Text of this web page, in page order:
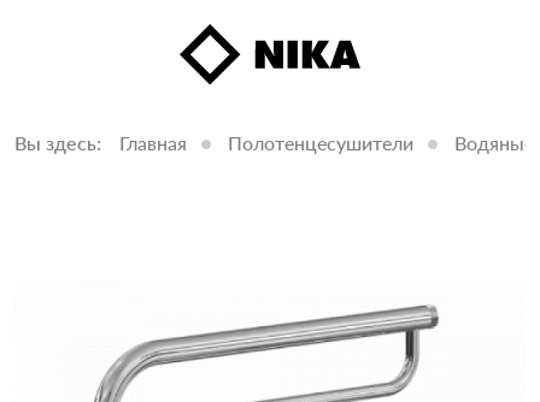
Вы здесь: Главная Полотенцесушители Водяные